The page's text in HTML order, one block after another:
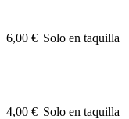
6,00 € Solo en taquilla
4,00 € Solo en taquilla